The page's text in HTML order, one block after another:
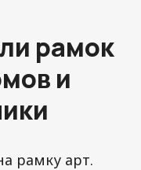
рамок
и
рамку арт.